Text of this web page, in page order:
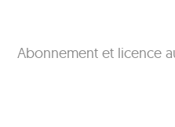
Abonnement et licence